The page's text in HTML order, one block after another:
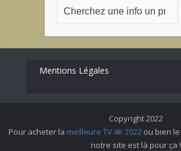
Mentions Légales
Copyright 2022
Pour acheter la meilleure TV 4K 2022 ou bien le
notre site est là pour ça !